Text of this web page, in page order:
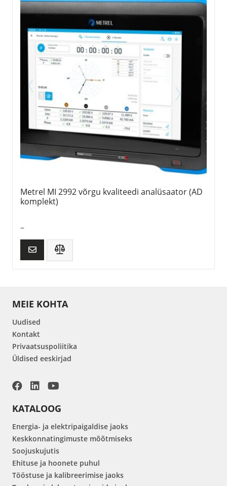
Metrel MI 2992 võrgu kvaliteedi analüsaator (AD
komplekt)
–
MEIE KOHTA
Uudised
Kontakt
Privaatsuspoliitika
Üldised eeskirjad
KATALOOG
Energia- ja elektripaigaldise jaoks
Keskkonnatingimuste mõõtmiseks
Soojuskujutis
Ehituse ja hoonete puhul
Tööstuse ja kalibreerimise jaoks